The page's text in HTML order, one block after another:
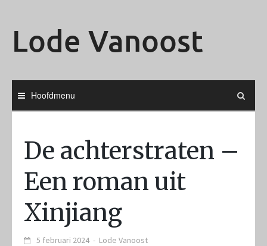
Lode Vanoost
Hoofdmenu
De achterstraten –
Een roman uit
Xinjiang
5 februari 2024 - Lode Vanoost